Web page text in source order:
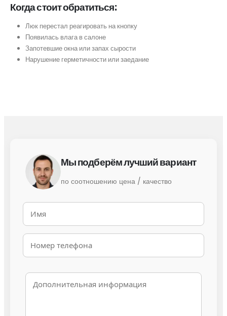
Когда стоит обратиться:
Люк перестал реагировать на кнопку
Появилась влага в салоне
Запотевшие окна или запах сырости
Нарушение герметичности или заедание
Мы подберём лучший вариант
по соотношению цена / качество